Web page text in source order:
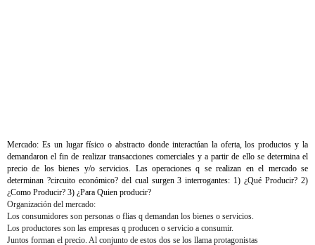
Mercado: Es un lugar físico o abstracto donde interactúan la oferta, los productos y la
demandaron el fin de realizar transacciones comerciales y a partir de ello se determina el
precio de los bienes y/o servicios. Las operaciones q se realizan en el mercado se
determinan ?circuito económico? del cual surgen 3 interrogantes: 1) ¿Qué Producir? 2)
¿Como Producir? 3) ¿Para Quien producir?
Organización del mercado:
Los consumidores son personas o flias q demandan los bienes o servicios.
Los productores son las empresas q producen o servicio a consumir.
Juntos forman el precio. Al conjunto de estos dos se los llama protagonistas